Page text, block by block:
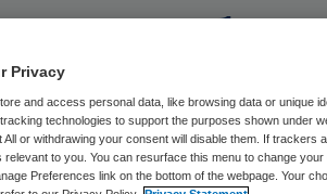
en
handen
Privacy
and access personal data, like browsing data or unique
technologies to support the purposes shown under
All or withdrawing your consent will disable them. If trackers
to you. You can resurface this menu to change
Preferences link on the bottom of the webpage. Your